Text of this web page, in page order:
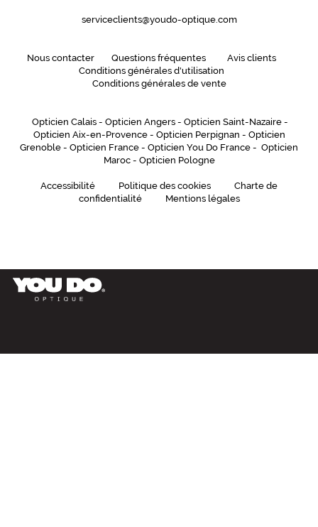
serviceclients@youdo-optique.com
Nous contacter Questions fréquentes
Avis clients
Conditions générales d'utilisation
Conditions générales de vente
Opticien Calais - Opticien Angers - Opticien Saint-Nazaire -
Opticien Aix-en-Provence- Opticien Perpignan - Opticien
Grenoble - Opticien France - Opticien You Do France - Opticien
Maroc- Opticien Pologne
Accessibilité Politique des cookies
Charte de
confidentialité
Mentions légales